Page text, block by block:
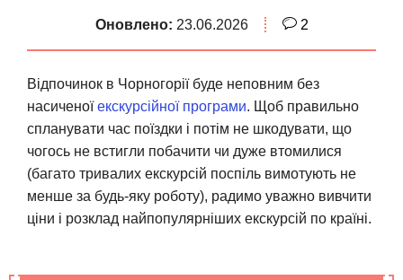
Оновлено: 23.06.2026 2
Відпочинок в Чорногорії буде неповним без
насиченоїекскурсійної програми. Щоб правильно
спланувати час поїздки і потім не шкодувати, що
чогось не встигли побачити чи дуже втомилися
(багато тривалих екскурсій поспіль вимотують не
менше за будь-яку роботу), радимо уважно вивчити
ціни і розклад найпопулярніших екскурсій по країні.